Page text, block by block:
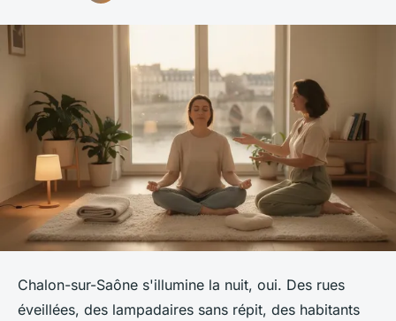
Chalon-sur-Saône s'illumine la nuit, oui. Des rues
éveillées, des lampadaires sans répit, des habitants